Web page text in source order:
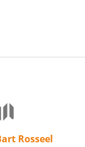
Rosseel